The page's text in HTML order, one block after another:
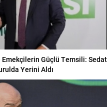
Emekçilerin Güçlü Temsili: Sedat
Yerini Aldı